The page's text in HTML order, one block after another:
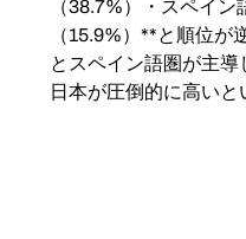
（38.7%）・スペイ
（15.9%）**と順位が
とスペイン語圏が主
日本が圧倒的に高いと